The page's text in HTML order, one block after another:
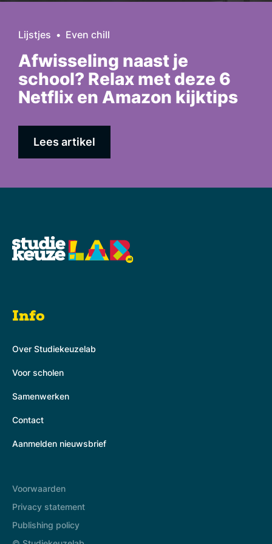
Lijstjes Even chill
Afwisseling naast je
school? Relax met deze 6
Netflix en Amazon kijktips
Lees artikel
Info
Over Studiekeuzelab
Voor scholen
Samenwerken
Contact
Aanmelden nieuwsbrief
Voorwaarden
Privacy statement
Publishing policy